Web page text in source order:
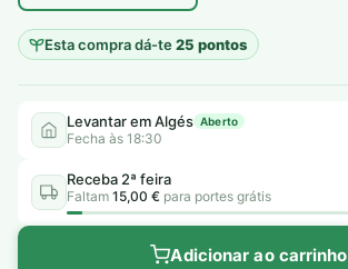
Esta compra dá-te25 pontos
Levantar em Algés Aberto
Fecha às 18:30
Receba 2ª feira
Faltam 15,00 € para portes grátis
Adicionar ao carrinho